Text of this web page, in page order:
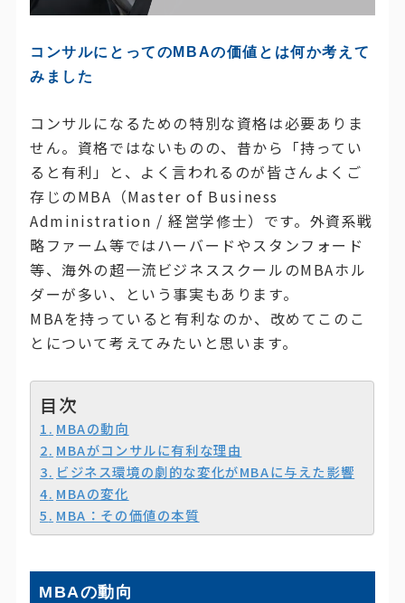
コンサルにとってのMBAの価値とは何か考えて
みました
コンサルになるための特別な資格は必要ありま
せん。資格ではないものの、昔から「持ってい
ると有利」と、よく言われるのが皆さんよくご
存じのMBA（Master of Business
Administration / 経営学修士）です。外資系戦
略ファーム等ではハーバードやスタンフォード
等、海外の超一流ビジネススクールのMBAホル
ダーが多い、という事実もあります。
MBAを持っていると有利なのか、改めてこのこ
とについて考えてみたいと思います。
目次
MBAの動向
MBAがコンサルに有利な理由
ビジネス環境の劇的な変化がMBAに与えた影響
MBAの変化
MBA：その価値の本質
MBAの動向